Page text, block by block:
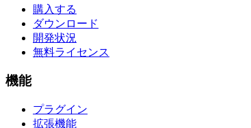
購入する
ダウンロード
開発状況
無料ライセンス
機能
プラグイン
拡張機能